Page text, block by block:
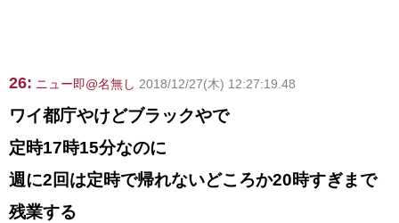
26: ニュー即@名無し 2018/12/27(木) 12:27:19.48
ワイ都庁やけどブラックやで
定時17時15分なのに
週に2回は定時で帰れないどころか20時すぎまで
残業する